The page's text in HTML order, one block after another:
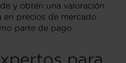
y obtén una valoración
en precios de mercado
parte de pago.
para